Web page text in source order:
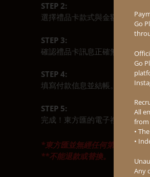
STEP 2:
選擇禮品卡款式與金額，並填寫
STEP 3:
確認禮品卡訊息正確無誤後，
STEP 4:
填寫付款信息並結帳。
STEP 5:
完成！東方匯的電子禮品卡將
*東方匯並無經任何第三方合作
**不能退款或替換。
Go
Go
All
from
•
•
Any